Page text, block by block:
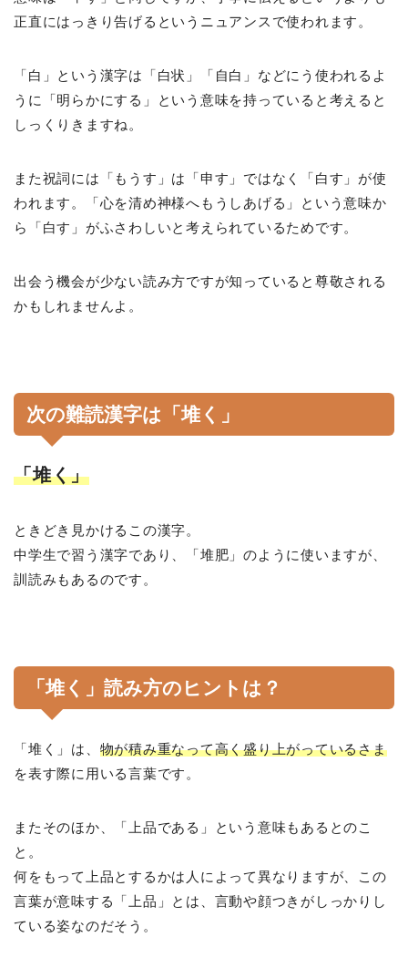
正直にはっきり告げるというニュアンスで使われます。
「白」という漢字は「白状」「自白」などにう使われるよ
うに「明らかにする」という意味を持っていると考えると
しっくりきますね。
また祝詞には「もうす」は「申す」ではなく「白す」が使
われます。「心を清め神様へもうしあげる」という意味か
ら「白す」がふさわしいと考えられているためです。
出会う機会が少ない読み方ですが知っていると尊敬される
かもしれませんよ。
次の難読漢字は「堆く」
「堆く」
ときどき見かけるこの漢字。
中学生で習う漢字であり、「堆肥」のように使いますが、
訓読みもあるのです。
「堆く」読み方のヒントは？
「堆く」は、 物が積み重なって高く盛り上がっているさま
を表す際に用いる言葉です。
またそのほか、「上品である」という意味もあるとのこ
と。
何をもって上品とするかは人によって異なりますが、この
言葉が意味する「上品」とは、言動や顔つきがしっかりし
ている姿なのだそう。